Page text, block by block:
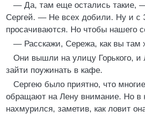
— Да, там еще остались такие,
Сергей. — Не всех добили. Ну и с
просачиваются. Но чтобы нашего
— Расскажи, Сережа, как вы там
Они вышли на улицу Горького, и
зайти поужинать в кафе.
Сергею было приятно, что
обращают на Лену внимание. Но в
нахмурился, заметив, как ловит